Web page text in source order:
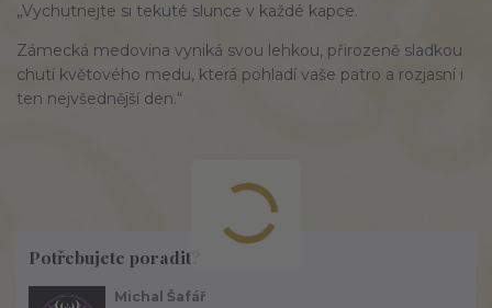
„Vychutnejte si tekuté slunce v každé kapce.
Zámecká medovina vyniká svou lehkou, přirozeně sladkou
chutí květového medu, která pohladí vaše patro a rozjasní i
ten nejvšednější den.“
Potřebujete poradit?
Michal Šafář